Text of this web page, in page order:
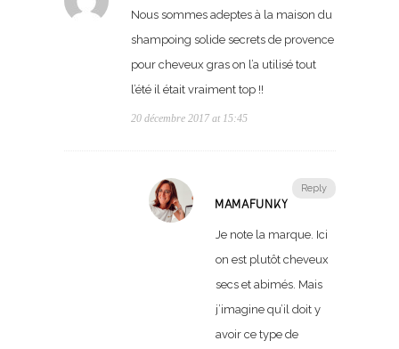
Nous sommes adeptes à la maison du
shampoing solide secrets de provence
pour cheveux gras on l’a utilisé tout
l’été il était vraiment top !!
20 décembre 2017 at 15:45
Reply
MAMAFUNKY
Je note la marque. Ici
on est plutôt cheveux
secs et abimés. Mais
j’imagine qu’il doit y
avoir ce type de